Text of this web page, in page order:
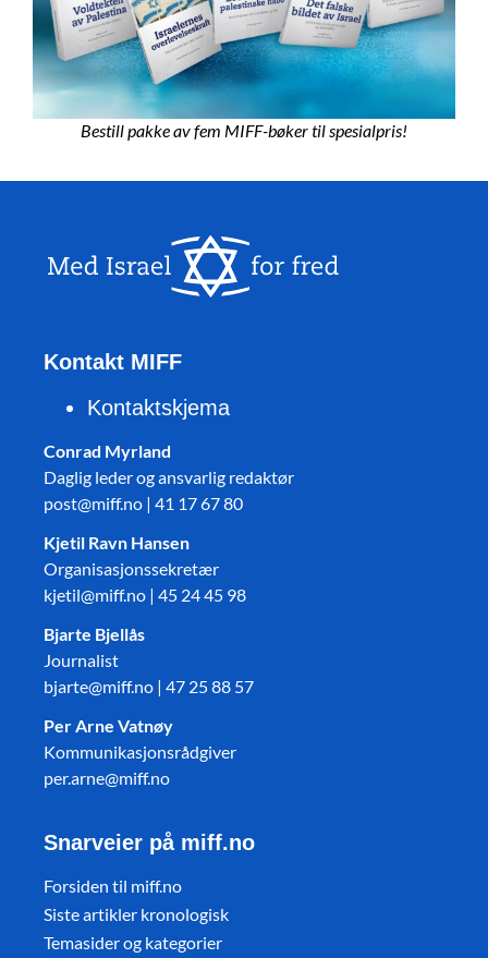
Bestill pakke av fem MIFF-bøker til spesialpris!
Kontakt MIFF
Kontaktskjema
Conrad Myrland
Daglig leder og ansvarlig redaktør
post@miff.no | 41 17 67 80
Kjetil Ravn Hansen
Organisasjonssekretær
kjetil@miff.no | 45 24 45 98
Bjarte Bjellås
Journalist
bjarte@miff.no | 47 25 88 57
Per Arne Vatnøy
Kommunikasjonsrådgiver
per.arne@miff.no
Snarveier på miff.no
Forsiden til miff.no
Siste artikler kronologisk
Temasider og kategorier